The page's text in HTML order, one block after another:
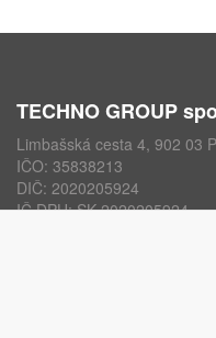
TECHNO GROUP
Limbašská cesta 4, 902 03
IČO: 35838213
DIČ: 2020205924
IČ DPH: SK 2020205924